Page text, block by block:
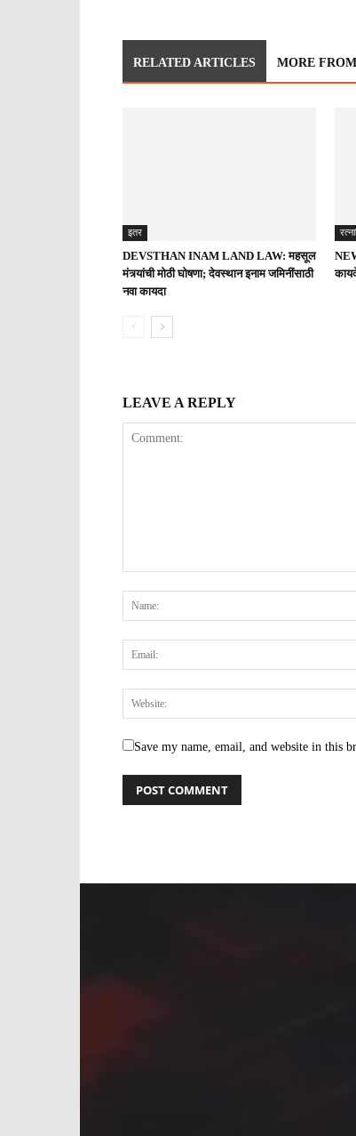
RELATED ARTICLES MORE
इतर
DEVSTHAN INAM LAND LAW: महसूल
मंत्र्यांची मोठी घोषणा; देवस्थान इनाम जमिनींसाठी
नवा कायदा
LEAVE A REPLY
Save my name, email, and website in this